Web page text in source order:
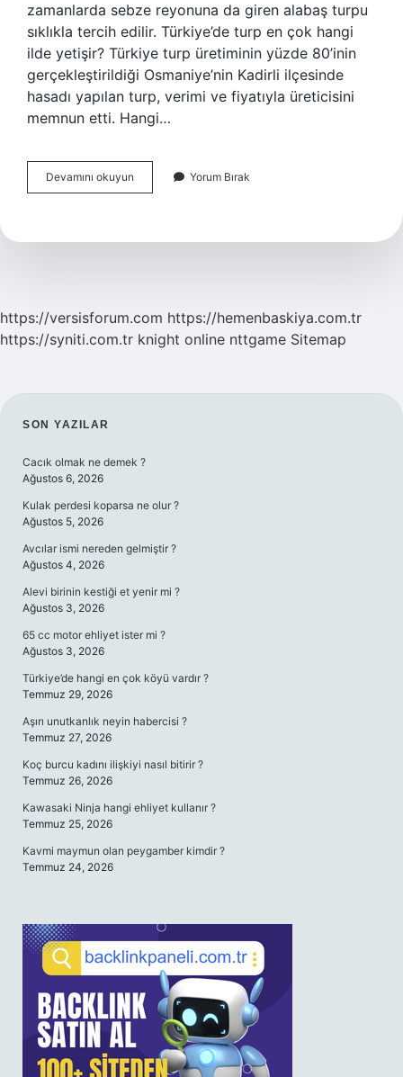
zamanlarda sebze reyonuna da giren alabaş turpu
sıklıkla tercih edilir. Türkiye’de turp en çok hangi
ilde yetişir? Türkiye turp üretiminin yüzde 80’inin
gerçekleştirildiği Osmaniye’nin Kadirli ilçesinde
hasadı yapılan turp, verimi ve fiyatıyla üreticisini
memnun etti. Hangi…
Devamını okuyun Dünyada
Kaç
Vardır
Yorum Bırak
https://versisforum.com https://hemenbaskiya.com.tr
https://syniti.com.tr knight online nttgame Sitemap
SIDEBAR
SON YAZILAR
Cacık olmak ne demek ?
Ağustos 6, 2026
Kulak perdesi koparsa ne olur ?
Ağustos 5, 2026
Avcılar ismi nereden gelmiştir ?
Ağustos 4, 2026
Alevi birinin kestiği et yenir mi ?
Ağustos 3, 2026
65 cc motor ehliyet ister mi ?
Ağustos 3, 2026
Türkiye’de hangi en çok köyü vardır ?
Temmuz 29, 2026
Aşırı unutkanlık neyin habercisi ?
Temmuz 27, 2026
Koç burcu kadını ilişkiyi nasıl bitirir ?
Temmuz 26, 2026
Kawasaki Ninja hangi ehliyet kullanır ?
Temmuz 25, 2026
Kavmi maymun olan peygamber kimdir ?
Temmuz 24, 2026